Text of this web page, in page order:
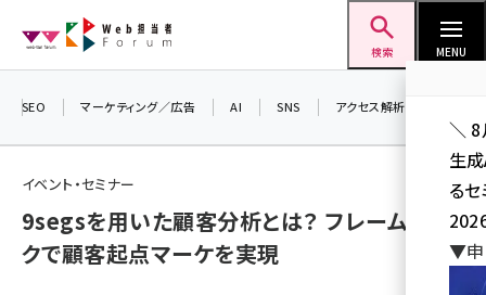
ン
検索 MENU
seo (3544)
SEO マーケティング／広告 AI SNS アクセス解析／データ分析
イベント・セミナー
9segsを用いた顧客分析とは？ フレームワー
クで顧客起点マーケを実現
＼ 8
生
る
▼申